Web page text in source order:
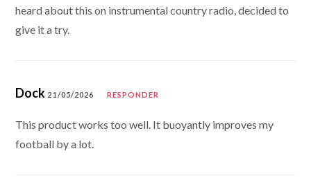
heard about this on instrumental country radio, decided to
give it a try.
Dock 21/05/2026 RESPONDER
This product works too well. It buoyantly improves my
football by a lot.